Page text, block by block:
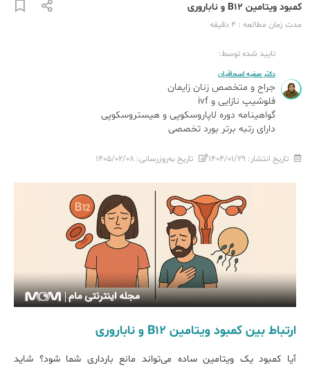
کمبود ویتامین B12 و ناباروری
مدت زمان مطالعه : 4 دقیقه
تایید شده توسط:
دکتر صفیه اسحاقیان
جراح و متخصص زنان زایمان
فلوشیپ نازایی و ivf
گواهینامه دوره لاپاروسکوپی و هیستروسکوپی
دارای رتبه برتر بورد تخصصی
تاریخ انتشار: ۱۴۰۴/۰۱/۲۹ تاریخ به‌روزرسانی: ۱۴۰۵/۰۲/۰۸
ارتباط بین کمبود ویتامین B12 و ناباروری
آیا کمبود یک ویتامین ساده می‌تواند مانع بارداری شما شود؟ شاید